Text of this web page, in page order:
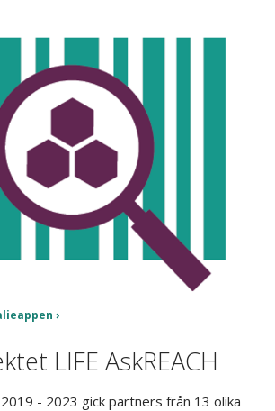
LIFE AskREACH
- 2023 gick partners från 13 olika